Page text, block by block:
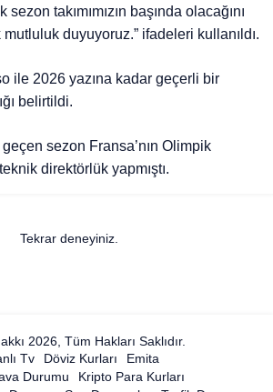
takımımızın başında olacağını
duyuyoruz.” ifadeleri kullanıldı.
ile 2026 yazına kadar geçerli bir
belirtildi.
sezon Fransa’nın Olimpik
direktörlük yapmıştı.
Tekrar deneyiniz.
2026, Tüm Hakları Saklıdır.
Tv Döviz Kurları
Emita
Durumu
Kripto Para Kurları